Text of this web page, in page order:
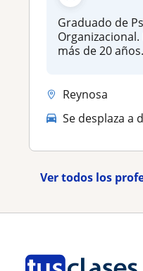
Graduado de
más de 20
Reynosa
Se desplaza a
Ver todos los